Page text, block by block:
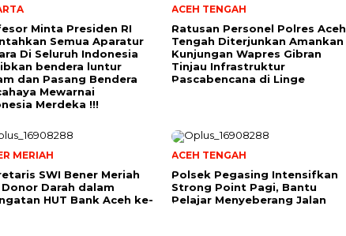
Minta Presiden RI
Semua Aparatur
Di Seluruh Indonesia
bendera luntur
dan Pasang Bendera
Mewarnai
Merdeka !!!
ACEH TENGAH
Ratusan Personel Polres Aceh
Tengah Diterjunkan Amankan
Kunjungan Wapres Gibran
Tinjau Infrastruktur
Pascabencana di Linge
MERIAH
SWI Bener Meriah
Darah dalam
HUT Bank Aceh ke-
ACEH TENGAH
Polsek Pegasing Intensifkan
Strong Point Pagi, Bantu
Pelajar Menyeberang Jalan